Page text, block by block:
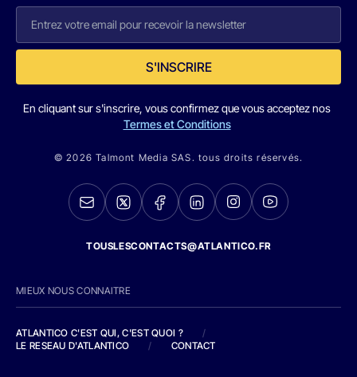
S'INSCRIRE
En cliquant sur s'inscrire, vous confirmez que vous acceptez nos
Termes et Conditions
© 2026 Talmont Media SAS. tous droits réservés.
TOUSLESCONTACTS@ATLANTICO.FR
MIEUX NOUS CONNAITRE
ATLANTICO C'EST QUI, C'EST QUOI ?
/
LE RESEAU D'ATLANTICO
/ CONTACT